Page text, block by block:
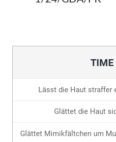
Lässt die Haut straffer
Glättet die Haut
Glättet Mimikfältchen um